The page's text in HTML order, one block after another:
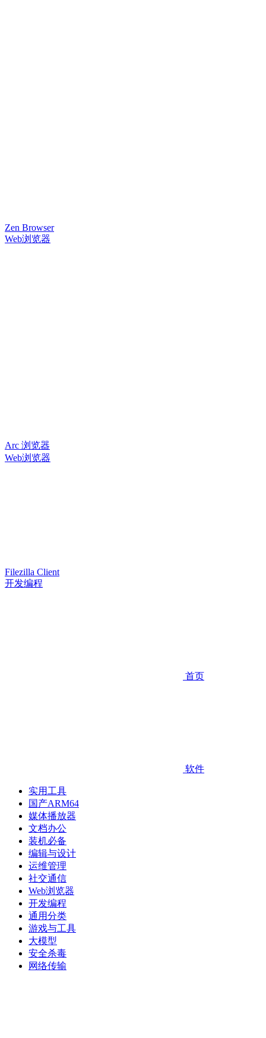
Zen Browser
Web浏览器
Arc 浏览器
Web浏览器
Filezilla Client
开发编程
首页
软件
实用工具
国产ARM64
媒体播放器
文档办公
装机必备
编辑与设计
运维管理
社交通信
Web浏览器
开发编程
通用分类
游戏与工具
大模型
安全杀毒
网络传输